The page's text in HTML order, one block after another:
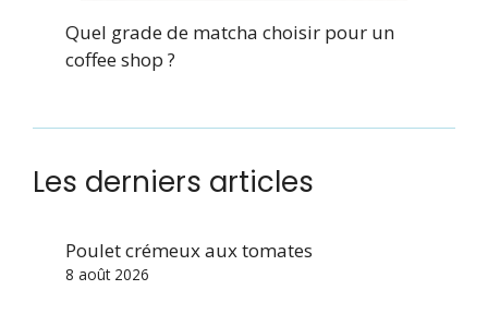
Quel grade de matcha choisir pour un
coffee shop ?
Les derniers articles
Poulet crémeux aux tomates
8 août 2026